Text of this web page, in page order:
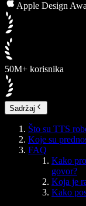
Apple Design
50M+ korisnika
Sadržaj
Što su TTS
Koje su
FAQ
Kako
govor?
Koja je
Kako